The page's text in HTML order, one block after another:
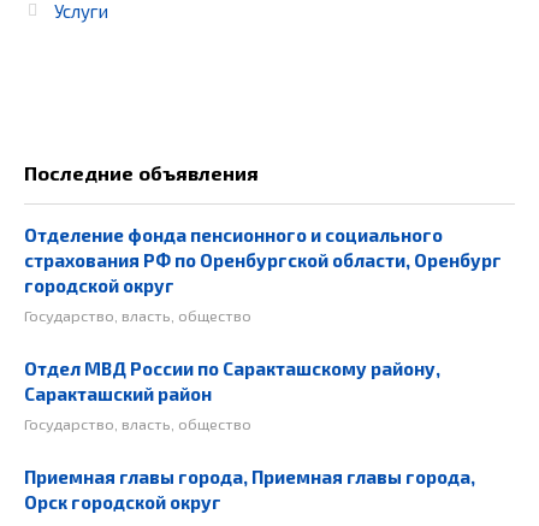
Услуги
Последние объявления
Отделение фонда пенсионного и социального
страхования РФ по Оренбургской области, Оренбург
городской округ
Государство, власть, общество
Отдел МВД России по Саракташскому району,
Саракташский район
Государство, власть, общество
Приемная главы города, Приемная главы города,
Орск городской округ